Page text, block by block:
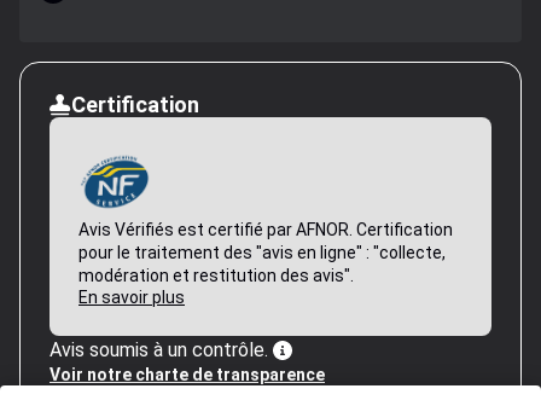
Certification
Avis Vérifiés est certifié par AFNOR. Certification
pour le traitement des "avis en ligne" : "collecte,
modération et restitution des avis".
En savoir plus
Avis soumis à un contrôle.
Voir notre charte de transparence